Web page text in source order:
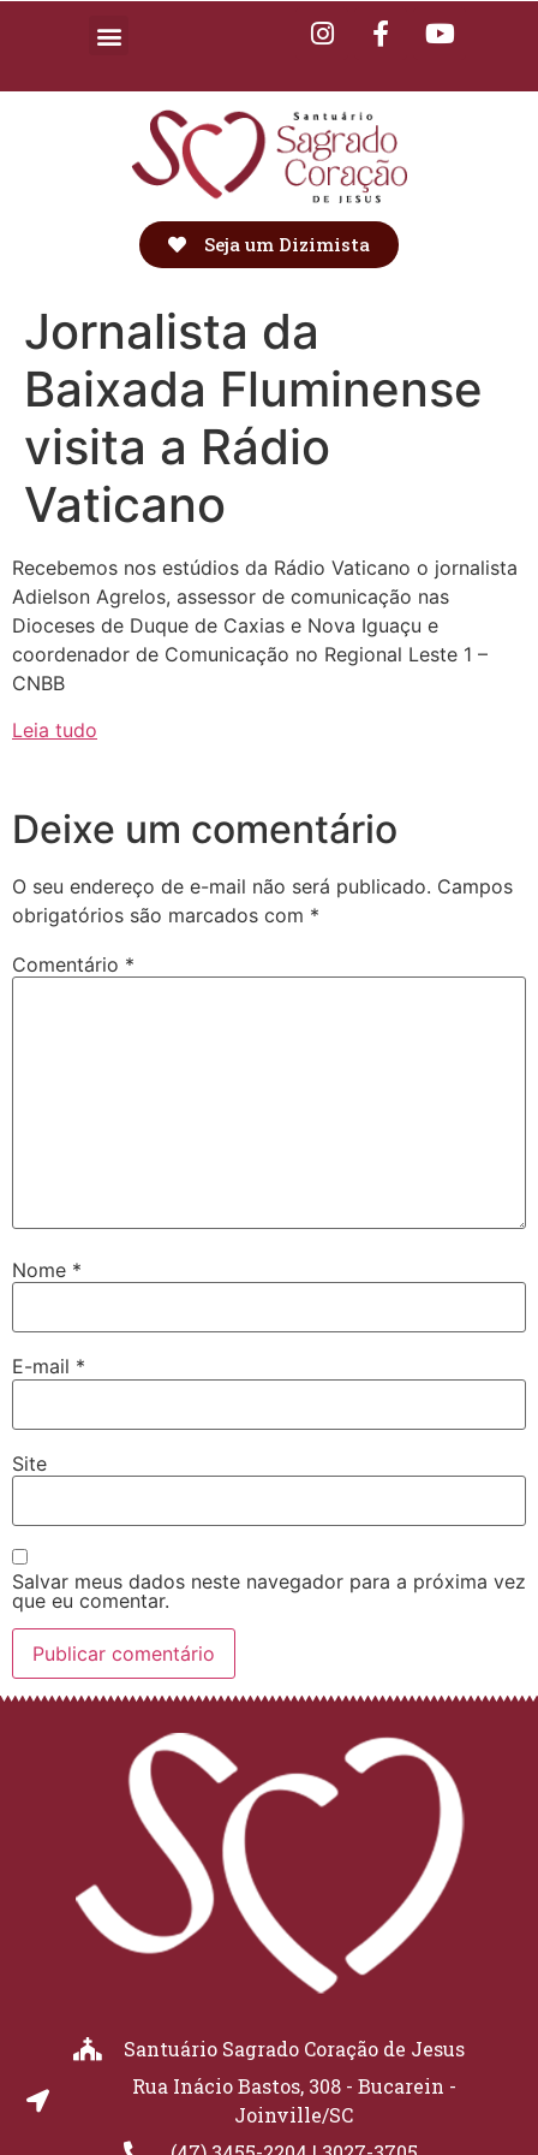
Seja um Dizimista
Jornalista da
Baixada Fluminense
visita a Rádio
Vaticano
Recebemos nos estúdios da Rádio Vaticano o jornalista
Adielson Agrelos, assessor de comunicação nas
Dioceses de Duque de Caxias e Nova Iguaçu e
coordenador de Comunicação no Regional Leste 1 –
CNBB
Leia tudo
Deixe um comentário
O seu endereço de e-mail não será publicado. Campos
obrigatórios são marcados com *
Comentário *
Nome *
E-mail *
Site
Salvar meus dados neste navegador para a próxima vez
que eu comentar.
Santuário Sagrado Coração de Jesus
Rua Inácio Bastos, 308 - Bucarein -
Joinville/SC